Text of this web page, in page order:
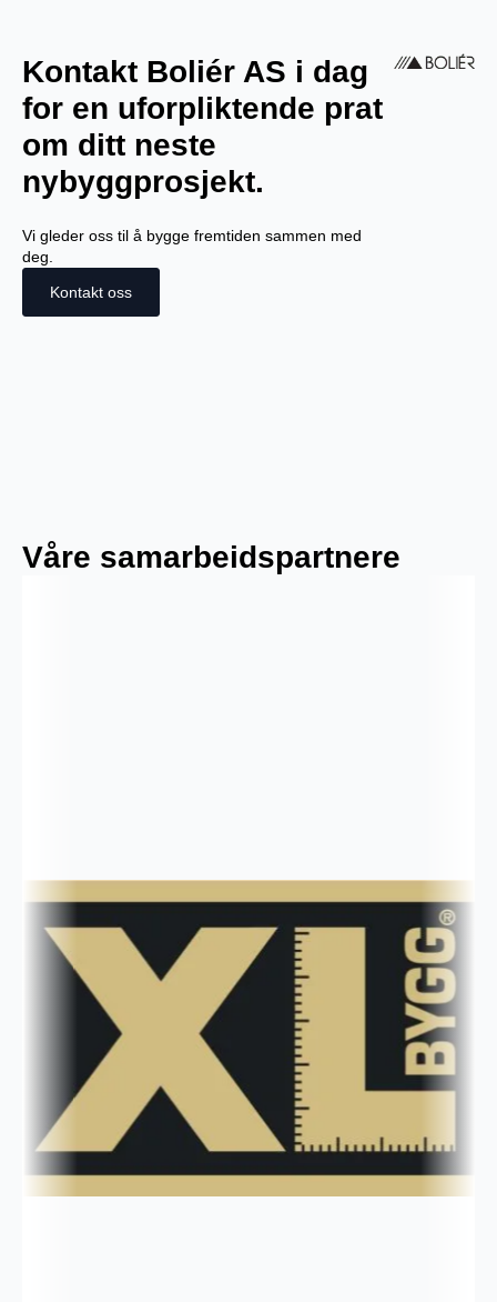
Kontakt Boliér AS i dag
for en uforpliktende prat
om ditt neste
nybyggprosjekt.
Vi gleder oss til å bygge fremtiden sammen med
deg.
Kontakt oss
Våre samarbeidspartnere